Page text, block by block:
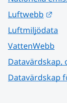
Luftwebb
Luftmiljödata
VattenWebb
Datavärdskap,
Datavärdskap